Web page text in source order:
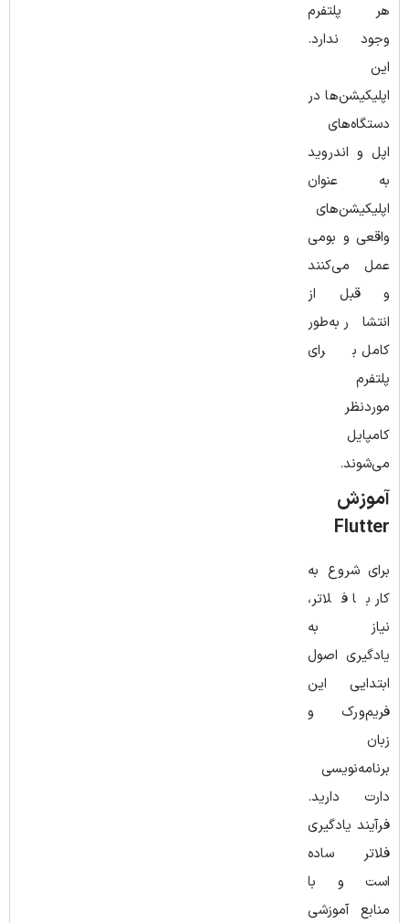
هر پلتفرم
وجود ندارد.
این
اپلیکیشن‌ها در
دستگاه‌های
اپل و اندروید
به ‌عنوان
اپلیکیشن‌های
واقعی و بومی
عمل می‌کنند
و قبل از
انتشار به‌طور
کامل برای
پلتفرم
موردنظر
کامپایل
می‌شوند.
آموزش
Flutter
برای شروع به
کار با فلاتر،
نیاز به
یادگیری اصول
ابتدایی این
فریم‌ورک و
زبان
برنامه‌نویسی
دارت دارید.
فرآیند یادگیری
فلاتر ساده
است و با
منابع آموزشی